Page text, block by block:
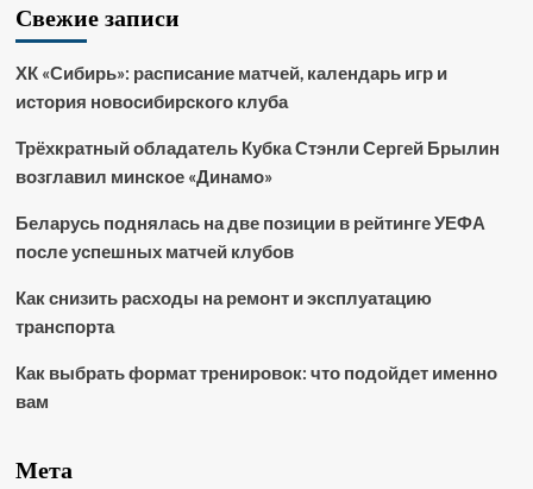
Свежие записи
ХК «Сибирь»: расписание матчей, календарь игр и
история новосибирского клуба
Трёхкратный обладатель Кубка Стэнли Сергей Брылин
возглавил минское «Динамо»
Беларусь поднялась на две позиции в рейтинге УЕФА
после успешных матчей клубов
Как снизить расходы на ремонт и эксплуатацию
транспорта
Как выбрать формат тренировок: что подойдет именно
вам
Мета